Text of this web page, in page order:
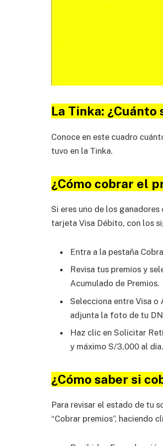
La Tinka: ¿Cuánto
Conoce en este cuadro
tuvo en la Tinka.
¿Cómo cobrar el
Si eres uno de los
tarjeta Visa Débito, con los
Entra a la pestaña
Revisa tus premios y
Acumulado de Premios.
Selecciona entre Visa o
adjunta la foto de tu
Haz clic en Solicitar
y máximo S/3,000 al día.
¿Cómo saber si
Para revisar el estado de tu
“Cobrar premios”, haciendo